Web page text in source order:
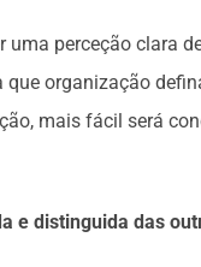
perceção clara
organização
mais fácil será
e distinguida das